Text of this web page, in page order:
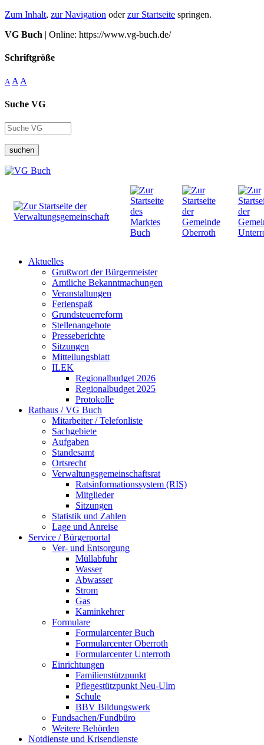
Zum Inhalt, zur Navigation oderzur Startseite springen.
VG Buch | Online: https://www.vg-buch.de/
Schriftgröße
A A A
Suche VG
suchen
Aktuelles
Grußwort der Bürgermeister
Amtliche Bekanntmachungen
Veranstaltungen
Ferienspaß
Grundsteuerreform
Stellenangebote
Presseberichte
Sitzungen
Mitteilungsblatt
ILEK
Regionalbudget 2026
Regionalbudget 2025
Protokolle
Rathaus / VG Buch
Mitarbeiter / Telefonliste
Sachgebiete
Aufgaben
Standesamt
Ortsrecht
Verwaltungsgemeinschaftsrat
Ratsinformationssystem (RIS)
Mitglieder
Sitzungen
Statistik und Zahlen
Lage und Anreise
Service / Bürgerportal
Ver- und Entsorgung
Müllabfuhr
Wasser
Abwasser
Strom
Gas
Kaminkehrer
Formulare
Formularcenter Buch
Formularcenter Oberroth
Formularcenter Unterroth
Einrichtungen
Familienstützpunkt
Pflegestützpunkt Neu-Ulm
Schule
BBV Bildungswerk
Fundsachen/Fundbüro
Weitere Behörden
Notdienste und Krisendienste